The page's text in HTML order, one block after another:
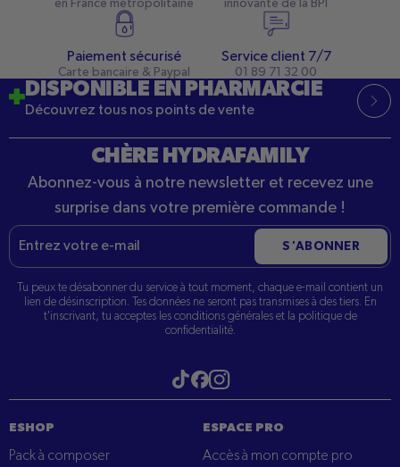
en France métropolitaine innovante de la BPI
Paiement sécurisé
Carte bancaire & Paypal
Service client 7/7
01 89 71 32 00
CHÈRE HYDRAFAMILY
Abonnez-vous à notre newsletter et recevez une
surprise dans votre première commande !
E-
mail
S'ABONNER
Tu peux te désabonner du service à tout moment, chaque e-mail contient un
lien de désinscription. Tes données ne seront pas transmises à des tiers. En
t'inscrivant, tu acceptes les conditions générales et la politique de
confidentialité.
Visitez notre tiktokVisitez notre Facebook
DISPONIBLE EN PHARMARCIE
Découvrez tous nos points de vente
ESHOP
Pack à composer
ESPACE PRO
Accès à mon compte pro